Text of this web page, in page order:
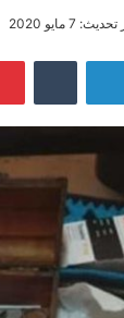
7 مايو 2020
لينكدإن